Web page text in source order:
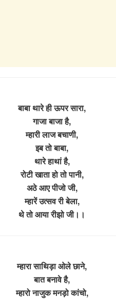
बाबा थारे ही ऊपर सारा,
गाजा बाजा है,
म्हारी लाज बचाणी,
इब तो बाबा,
थारे हाथां है,
रोटी खाता हो तो पानी,
अठे आए पीजो जी,
म्हारें उत्सव री बेला,
थे तो आया रीझो जी।।
म्हारा साथिड़ा ओले छाने,
बात बनावे है,
म्हारो नाजुक मनड़ो कांचो,